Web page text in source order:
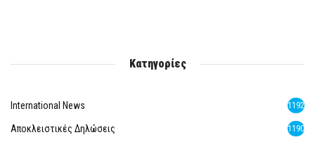
Κατηγορίες
International News 1192
Αποκλειστικές Δηλώσεις 1190